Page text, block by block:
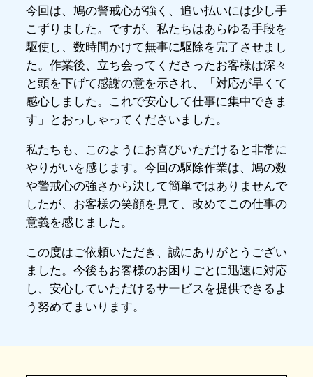
今回は、鳩の警戒心が強く、追い払いには少し手
こずりました。ですが、私たちはあらゆる手段を
駆使し、数時間かけて無事に駆除を完了させまし
た。作業後、立ち会ってくださったお客様は深々
と頭を下げて感謝の意を示され、「対応が早くて
感心しました。これで安心して仕事に集中できま
す」とおっしゃってくださいました。
私たちも、このようにお喜びいただけると非常に
やりがいを感じます。今回の駆除作業は、鳩の数
や警戒心の強さから決して簡単ではありませんで
したが、お客様の笑顔を見て、改めてこの仕事の
意義を感じました。
この度はご依頼いただき、誠にありがとうござい
ました。今後もお客様のお困りごとに迅速に対応
し、安心していただけるサービスを提供できるよ
う努めてまいります。